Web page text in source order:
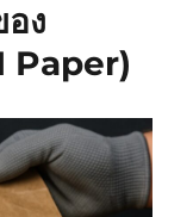
ง
Paper)